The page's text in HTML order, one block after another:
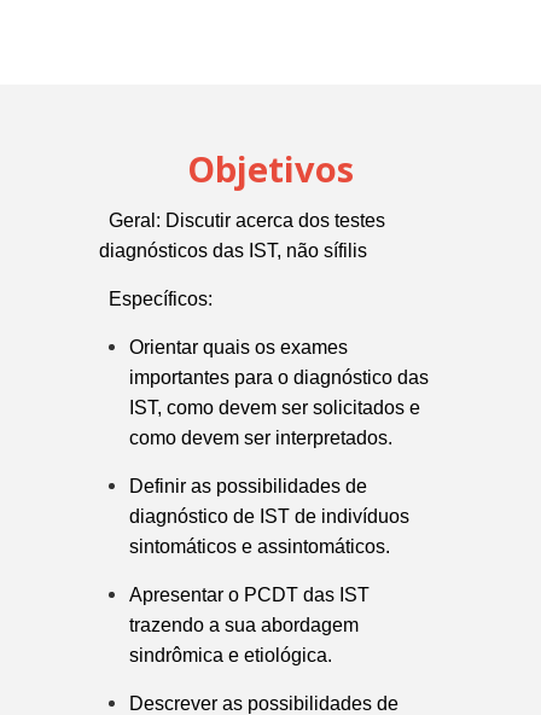
Objetivos
Geral: Discutir acerca dos testes
diagnósticos das IST, não sífilis
Específicos:
Orientar quais os exames
importantes para o diagnóstico das
IST, como devem ser solicitados e
como devem ser interpretados.
Definir as possibilidades de
diagnóstico de IST de indivíduos
sintomáticos e assintomáticos.
Apresentar o PCDT das IST
trazendo a sua abordagem
sindrômica e etiológica.
Descrever as possibilidades de